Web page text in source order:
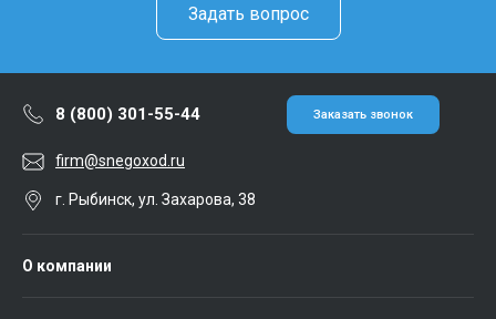
Задать вопрос
8 (800) 301-55-44 Заказать звонок
firm@snegoxod.ru
г. Рыбинск, ул. Захарова, 38
О компании